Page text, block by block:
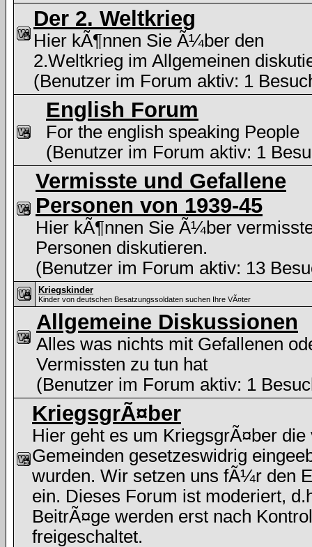
Der 2. Weltkrieg
Hier kÃ¶nnen Sie Ã¼ber den
2.Weltkrieg im Allgemeinen
(Benutzer im Forum aktiv: 1
English Forum
For the english speaking People
(Benutzer im Forum aktiv: 1
Vermisste und Gefallene
Personen von 1939-45
Hier kÃ¶nnen Sie Ã¼ber
Personen diskutieren.
(Benutzer im Forum aktiv: 13
Kriegskinder
Kinder von deutschen Besatzungssoldaten suchen Ihre VÃ¤ter
Allgemeine Diskussionen
Alles was nichts mit Gefallenen
Vermissten zu tun hat
(Benutzer im Forum aktiv: 1
KriegsgrÃ¤ber
Hier geht es um KriegsgrÃ¤ber die
Gemeinden gesetzeswidrig
wurden. Wir setzen uns fÃ¼r den
ein. Dieses Forum ist moderiert,
BeitrÃ¤ge werden erst nach
freigeschaltet.